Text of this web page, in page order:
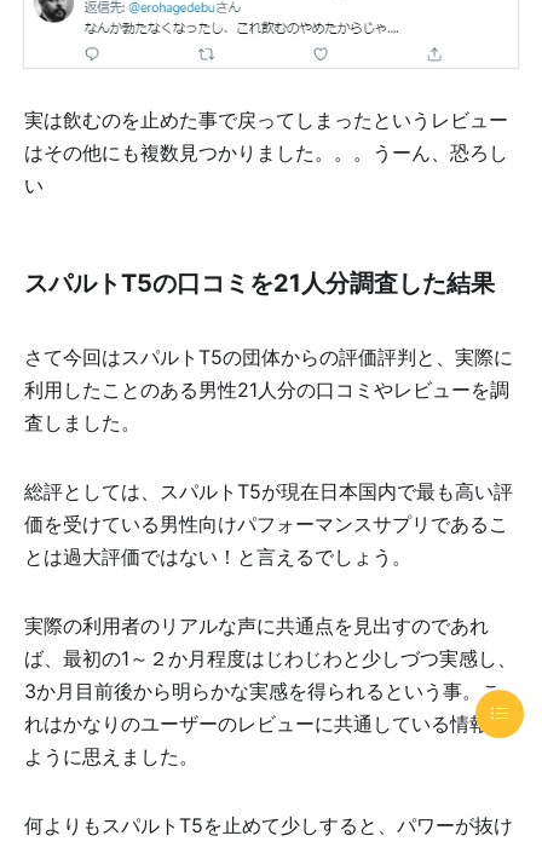
実は飲むのを止めた事で戻ってしまったというレビュー
はその他にも複数見つかりました。。。うーん、恐ろし
い
スパルトT5の口コミを21人分調査した結果
さて今回はスパルトT5の団体からの評価評判と、実際に
利用したことのある男性21人分の口コミやレビューを調
査しました。
総評としては、スパルトT5が現在日本国内で最も高い評
価を受けている男性向けパフォーマンスサプリであるこ
とは過大評価ではない！と言えるでしょう。
実際の利用者のリアルな声に共通点を見出すのであれ
ば、最初の1～２か月程度はじわじわと少しづつ実感し、
3か月目前後から明らかな実感を得られるという事。こ
れはかなりのユーザーのレビューに共通している情報の
ように思えました。
何よりもスパルトT5を止めて少しすると、パワーが抜け